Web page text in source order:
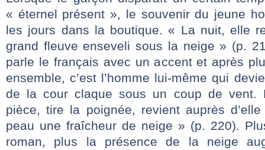
« éternel présent », le souvenir du jeune
les jours dans la boutique. « La nuit, elle
grand fleuve enseveli sous la neige » (p.
parle le français avec un accent et après
ensemble, c’est l’homme lui-même qui
de la cour claque sous un coup de vent.
pièce, tire la poignée, revient auprès
peau une fraîcheur de neige » (p. 220).
roman, plus la présence de la neige